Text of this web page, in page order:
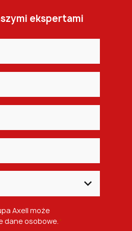
ekspertami
Axell może
dane osobowe.